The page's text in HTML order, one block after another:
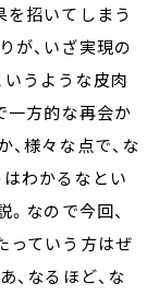
を招いてしまう
が、いざ実現の
うような皮肉
一方的な再会か
様々な点で、な
わかるなとい
。なので今回、
っていう方はぜ
、なるほど、な